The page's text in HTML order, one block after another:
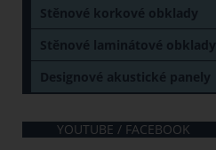
Stěnové korkové obklady
Stěnové laminátové obklady
Designové akustické panely
YOUTUBE / FACEBOOK